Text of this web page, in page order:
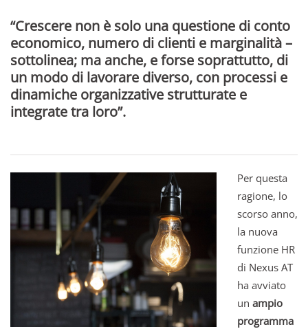
“Crescere non è solo una questione di conto
economico, numero di clienti e marginalità –
sottolinea; ma anche, e forse soprattutto, di
un modo di lavorare diverso, con processi e
dinamiche organizzative strutturate e
integrate tra loro”.
Per questa
ragione, lo
scorso anno,
la nuova
funzione HR
di Nexus AT
ha avviato
un ampio
programma